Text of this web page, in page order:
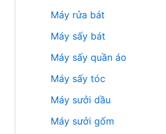
Máy rửa bát
Máy sấy bát
Máy sấy quần áo
Máy sấy tóc
Máy sưởi dầu
Máy sưởi gốm